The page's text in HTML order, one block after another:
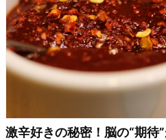
激辛好きの秘密！脳の“期待